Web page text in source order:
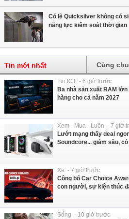
Có lẽ Quicksilver không có
năng lực kiểm soát thời gian
Tin mới nhất Cùng
Tin ICT - 6 giờ trước
Ba nhà sản xuất RAM
hàng cho cả năm 2027
Xem - Mua - Luôn - 7 giờ
Lướt mạng thấy deal
Soundcore... giảm sâu,
Xe - 7 giờ trước
Công bố Car Choice
con người, sự kiện thúc
Sống - 10 giờ trước